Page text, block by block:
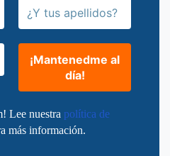
Lee nuestra política de
más información.